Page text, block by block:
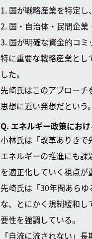
1. 国が戦略産業を特定
2. 国・自治体・民間企
3. 国が明確な資金的コミ
特に重要な戦略産業とし
した。
先崎氏はこのアプロー
思想に近い発想だという。
Q. エネルギー政策にお
小林氏は「改革ありき
エネルギーの推進にも
を適正化していく視点が
先崎氏は「30年間あら
な、とにかく規制緩和
要性を強調している。
「自流に流されない」